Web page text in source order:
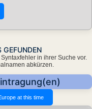
GEFUNDEN
in ihrer Suche vor.
abkürzen.